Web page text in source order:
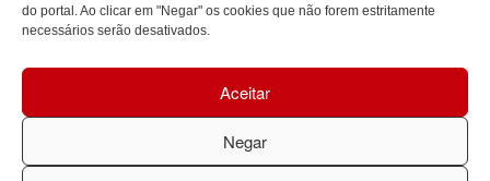
do portal. Ao clicar em "Negar" os cookies que não forem estritamente
necessários serão desativados.
Aceitar
Negar
ENDEREÇO
Sede do Conselho
Bairro:
Capoeiras, Florianópolis, SC
CEP:
Política de privacidade